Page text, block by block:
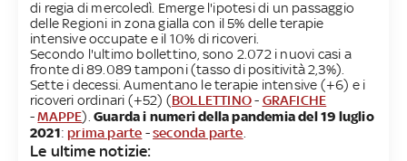
di regia di mercoledì. Emerge l'ipotesi di un passaggio
delle Regioni in zona gialla con il 5% delle terapie
intensive occupate e il 10% di ricoveri.
Secondo l'ultimo bollettino, sono 2.072 i nuovi casi a
fronte di 89.089 tamponi (tasso di positività 2,3%).
Sette i decessi. Aumentano le terapie intensive (+6) e i
ricoveri ordinari (+52) (BOLLETTINO- GRAFICHE
-MAPPE).Guarda i numeri della pandemia del 19 luglio
2021: prima parte -seconda parte
Le ultime notizie: